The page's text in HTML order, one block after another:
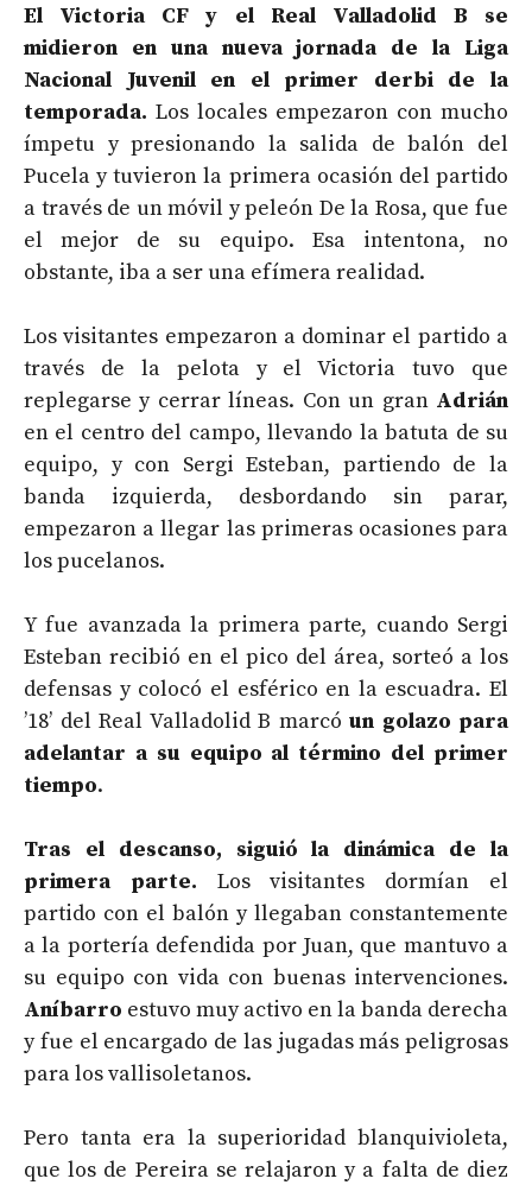
El Victoria CF y el Real Valladolid B se
midieron en una nueva jornada de la Liga
Nacional Juvenil en el primer derbi de la
temporada. Los locales empezaron con mucho
ímpetu y presionando la salida de balón del
Pucela y tuvieron la primera ocasión del partido
a través de un móvil y peleón De la Rosa, que fue
el mejor de su equipo. Esa intentona, no
obstante, iba a ser una efímera realidad.
Los visitantes empezaron a dominar el partido a
través de la pelota y el Victoria tuvo que
replegarse y cerrar líneas. Con un gran Adrián
en el centro del campo, llevando la batuta de su
equipo, y con Sergi Esteban, partiendo de la
banda izquierda, desbordando sin parar,
empezaron a llegar las primeras ocasiones para
los pucelanos.
Y fue avanzada la primera parte, cuando Sergi
Esteban recibió en el pico del área, sorteó a los
defensas y colocó el esférico en la escuadra. El
’18’ del Real Valladolid B marcó un golazo para
adelantar a su equipo al término del primer
tiempo.
Tras el descanso, siguió la dinámica de la
primera parte. Los visitantes dormían el
partido con el balón y llegaban constantemente
a la portería defendida por Juan, que mantuvo a
su equipo con vida con buenas intervenciones.
Aníbarro estuvo muy activo en la banda derecha
y fue el encargado de las jugadas más peligrosas
para los vallisoletanos.
Pero tanta era la superioridad blanquivioleta,
que los de Pereira se relajaron y a falta de diez